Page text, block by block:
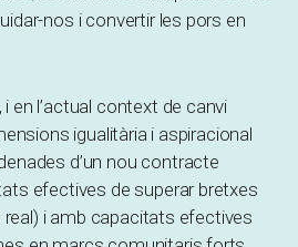
nos i convertir les pors en
en l’actual context de canvi
igualitària i aspiracional
d’un nou contracte
efectives de superar bretxes
i amb capacitats efectives